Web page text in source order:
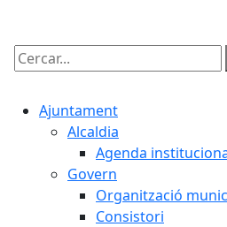
Cercar:
Ajuntament
Alcaldia
Agenda
Govern
Organització
Consistori